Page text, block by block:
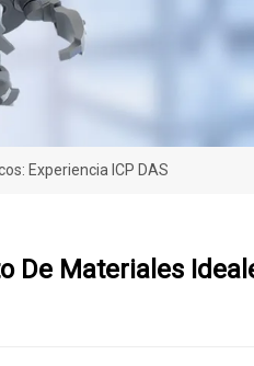
Experiencia ICP DAS
De Materiales